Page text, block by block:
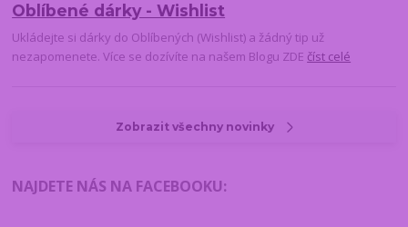
Oblíbené dárky - Wishlist
Ukládejte si dárky do Oblíbených (Wishlist) a žádný tip už
nezapomenete. Více se dozívíte na našem Blogu ZDE číst celé
Zobrazit všechny novinky
NAJDETE NÁS NA FACEBOOKU: